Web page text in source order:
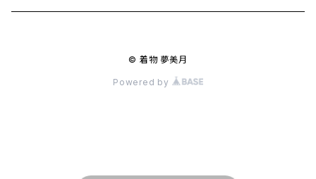
© 着物 夢美月
Powered by